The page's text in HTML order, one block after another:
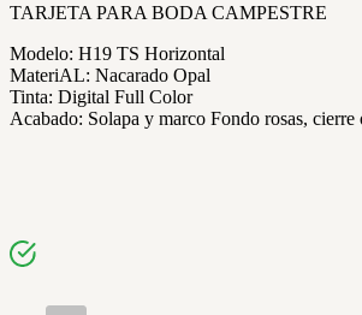
TARJETA PARA BODA CAMPESTRE
Modelo: H19 TS Horizontal
MateriAL: Nacarado Opal
Tinta: Digital Full Color
Acabado: Solapa y marco Fondo rosas, cierre